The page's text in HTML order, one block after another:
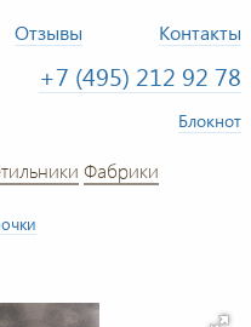
Отзывы Контакты
+7 (495) 212 92 78
Блокнот
Фабрики